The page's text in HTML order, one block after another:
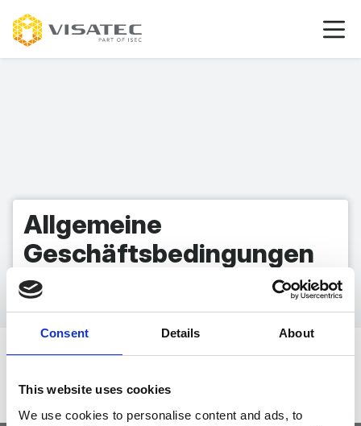
Consent Details About
This website uses cookies
We use cookies to personalise content and ads, to
Allgemeine
Geschäftsbedingungen